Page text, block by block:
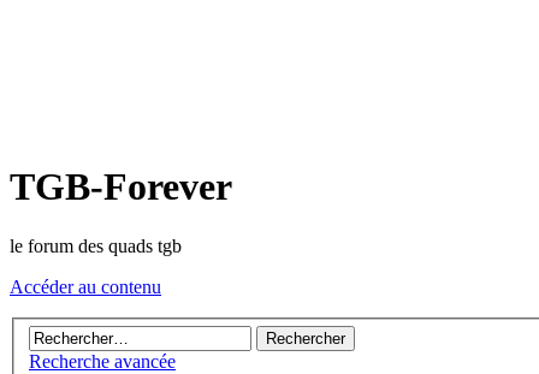
TGB-Forever
le forum des quads tgb
Accéder au contenu
Recherche avancée